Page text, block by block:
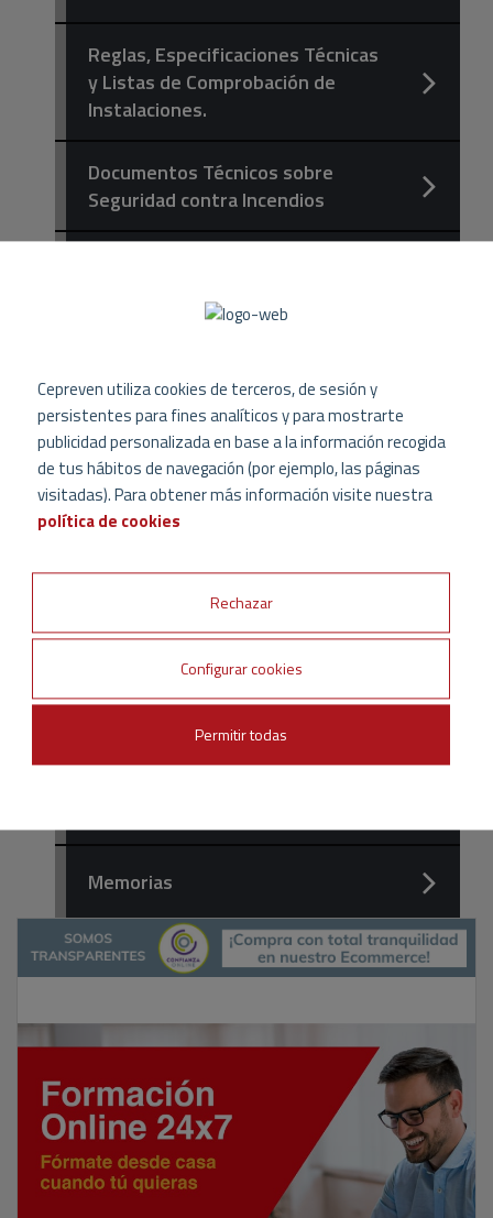
Reglas, Especificaciones Técnicas
y Listas de Comprobación de
Instalaciones.
Documentos Técnicos sobre
Seguridad contra Incendios
español editados por Cepreven
Publicaciones NFPA en Inglés
Publicaciones NFPA en Español
DESCARGA
NORMAS INSURANCE EUROPE,
GUÍAS CFPA EUROPE Y
DOCUMENTOS TÉCNICOS EN
GUÍAS CFPA EN INGLÉS
Memorias
Cepreven utiliza cookies de terceros, de sesión y
persistentes para fines analíticos y para mostrarte
publicidad personalizada en base a la información recogida
de tus hábitos de navegación (por ejemplo, las páginas
visitadas). Para obtener más información visite nuestra
política de cookies
Rechazar
Configurar cookies
Permitir todas